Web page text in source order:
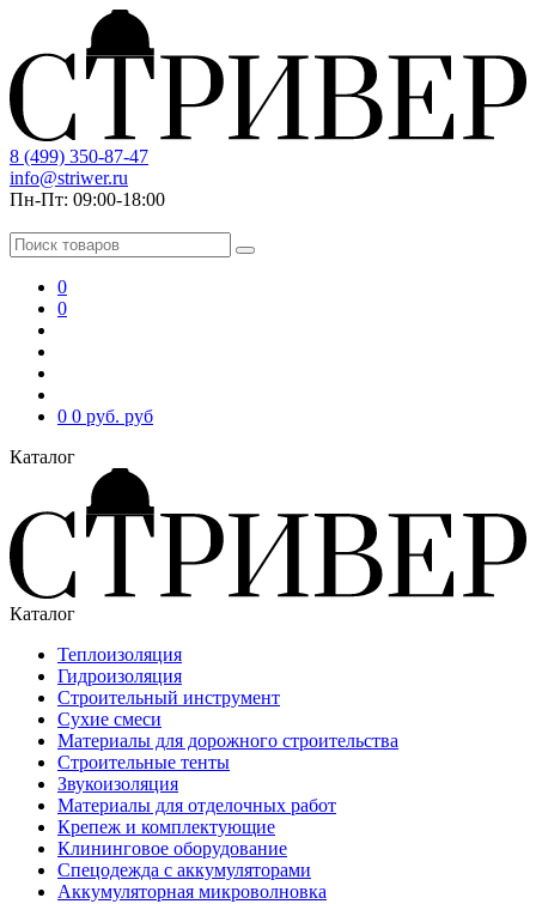
8 (499) 350-87-47
info@striwer.ru
Пн-Пт: 09:00-18:00
0
0
0 0 руб. руб
Каталог
Каталог
Теплоизоляция
Гидроизоляция
Строительный инструмент
Сухие смеси
Материалы для дорожного строительства
Строительные тенты
Звукоизоляция
Материалы для отделочных работ
Крепеж и комплектующие
Клининговое оборудование
Спецодежда с аккумуляторами
Аккумуляторная микроволновка